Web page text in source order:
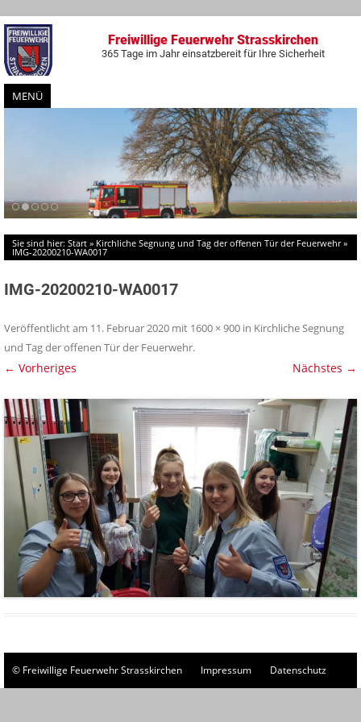
Freiwillige Feuerwehr Strasskirchen
365 Tage im Jahr einsatzbereit für Ihre Sicherheit
MENÜ
Zum
Inhalt
springen
Sie sind hier: Start » Kirchliche Segnung und Tag der offenen Tür der Feuerwehr»
IMG-20200210-WA0017
IMG-20200210-WA0017
Veröffentlicht am 11. Februar 2020 mit 1600 × 900 in Kirchliche Segnung
und Tag der offenen Tür der Feuerwehr.
← Vorheriges Nächstes →
© Freiwillige Feuerwehr Strasskirchen Impressum Datenschutz